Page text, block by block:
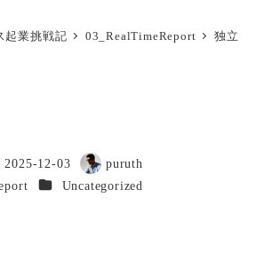
起業挑戦記 03_RealTimeReport 独立
日
2025-12-03
著
puruth
カテゴリー
Uncategorized